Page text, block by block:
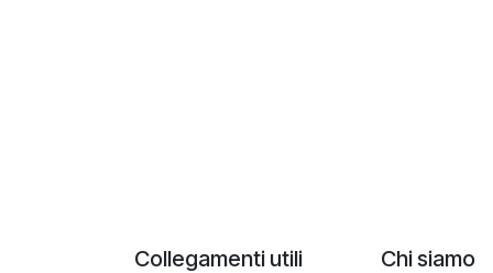
Chi siamo
Collegamenti utili